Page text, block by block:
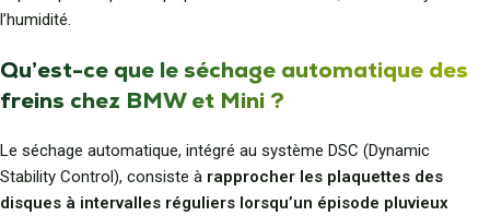
l’humidité.
Qu’est-ce que le séchage automatique des
freins chez BMW et Mini ?
Le séchage automatique, intégré au système DSC (Dynamic
Stability Control), consiste à rapprocher les plaquettes des
disques à intervalles réguliers lorsqu’un épisode pluvieux